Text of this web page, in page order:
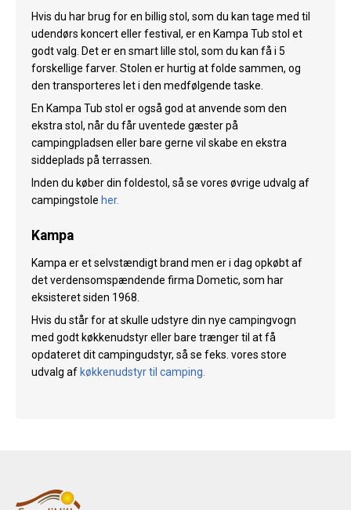
Hvis du har brug for en billig stol, som du kan tage med til
udendørs koncert eller festival, er en Kampa Tub stol et
godt valg. Det er en smart lille stol, som du kan få i 5
forskellige farver. Stolen er hurtig at folde sammen, og
den transporteres let i den medfølgende taske.
En Kampa Tub stol er også god at anvende som den
ekstra stol, når du får uventede gæster på
campingpladsen eller bare gerne vil skabe en ekstra
siddeplads på terrassen.
Inden du køber din foldestol, så se vores øvrige udvalg af
campingstole her.
Kampa
Kampa er et selvstændigt brand men er i dag opkøbt af
det verdensomspændende firma Dometic, som har
eksisteret siden 1968.
Hvis du står for at skulle udstyre din nye campingvogn
med godt køkkenudstyr eller bare trænger til at få
opdateret dit campingudstyr, så se feks. vores store
udvalg af køkkenudstyr til camping.